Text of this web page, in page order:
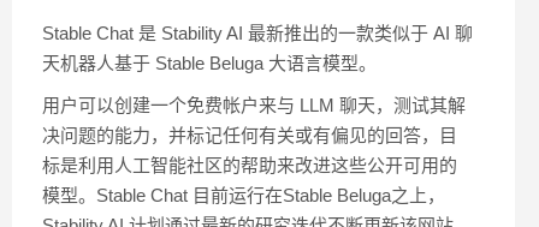
Stable Chat 是 Stability AI 最新推出的一款类似于 AI 聊
天机器人基于 Stable Beluga 大语言模型。
用户可以创建一个免费帐户来与 LLM 聊天，测试其解
决问题的能力，并标记任何有关或有偏见的回答，目
标是利用人工智能社区的帮助来改进这些公开可用的
模型。Stable Chat 目前运行在Stable Beluga之上，